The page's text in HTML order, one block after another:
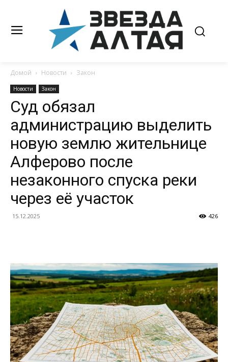
Домой Новости Закон
Новости Закон
Суд обязал
администрацию выделить
новую землю жительнице
Алферово после
незаконного спуска реки
через её участок
15.12.2025 426